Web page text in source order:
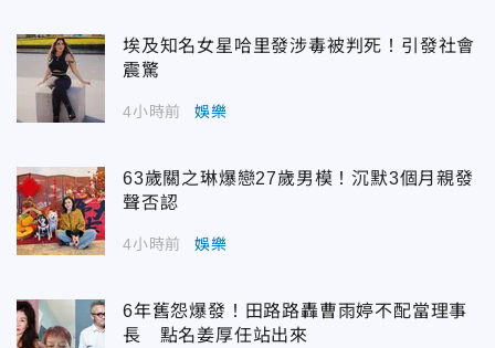
埃及知名女星哈里發涉毒被判死！引發社會
震驚
4小時前 娛樂
63歲關之琳爆戀27歲男模！沉默3個月親發
聲否認
4小時前 娛樂
6年舊怨爆發！田路路轟曹雨婷不配當理事
長 點名姜厚任站出來